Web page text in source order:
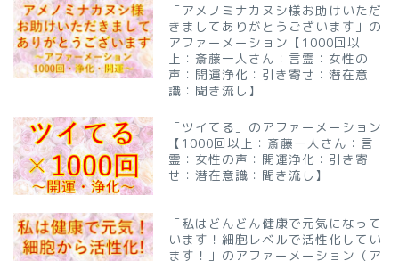
「アメノミナカヌシ様お助けいただ
きましてありがとうございます」の
アファーメーション【1000回以
上：斎藤一人さん：言霊：女性の
声：開運浄化：引き寄せ：潜在意
識：聞き流し】
「ツイてる」のアファーメーション
【1000回以上：斎藤一人さん：言
霊：女性の声：開運浄化：引き寄
せ：潜在意識：聞き流し】
「私はどんどん健康で元気になって
います！細胞レベルで活性化してい
ます！」のアファーメーション（ア